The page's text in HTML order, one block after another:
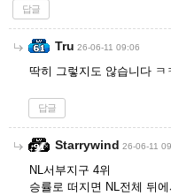
답글
Tru 26-06-11 09:06
딱히 그렇지도 않습니다
답글
Starrywind 26-06-11
NL서부지구 4위
승률로 떠지면 NL전체 뒤